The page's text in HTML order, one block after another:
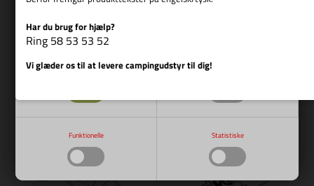
Nødvendige Markedsføring
Funktionelle Statistiske
1.379,00 DKK 1.849,00
Har du brug for hjælp?
Ring 58 53 53 52
Vi glæder os til at levere campingudstyr til dig!